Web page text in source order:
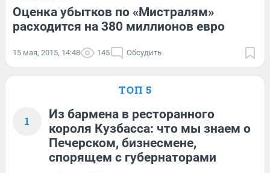
Оценка убытков по «Мистралям»
расходится на 380 миллионов евро
15 мая, 2015, 14:48 145 Обсудить
ТОП 5
1
Из бармена в ресторанного
короля Кузбасса: что мы знаем о
Печерском, бизнесмене,
спорящем с губернаторами